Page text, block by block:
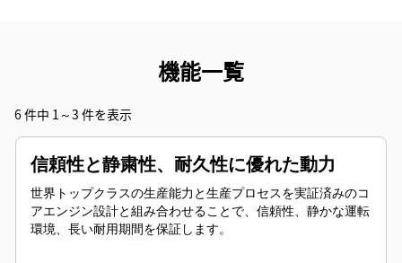
機能一覧
6 件中 1～3 件を表示
信頼性と静粛性、耐久性に優れた動力
世界トップクラスの生産能力と生産プロセスを実証済みのコ
アエンジン設計と組み合わせることで、信頼性、静かな運転
環境、長い耐用期間を保証します。